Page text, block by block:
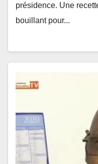
présidence. Une
bouillant pour...